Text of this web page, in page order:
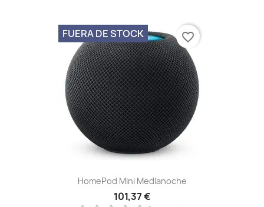
HomePod Mini Medianoche
101,37 €
FUERA DE STOCK favorite_border